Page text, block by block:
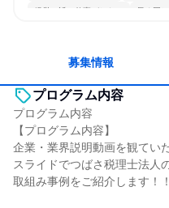
経営に近い仕事がしたい 長く同
募集情報
プログラム内容
プログラム内容
【プログラム内容】
企業・業界説明動画を観てい
スライドでつばさ税理士法人
取組み事例をご紹介します！